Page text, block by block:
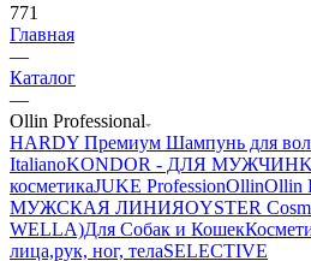
771
Главная
—
Каталог
—
Ollin Professional
HARDY Премиум Шампунь для
ItalianoKONDOR - ДЛЯ МУЖЧИН
косметикаJUKE ProfessionOllinOllin
МУЖСКАЯ ЛИНИЯOYSTER
WELLA)Для Собак и Кошек
лица,рук, ног, телаSELECTIVE